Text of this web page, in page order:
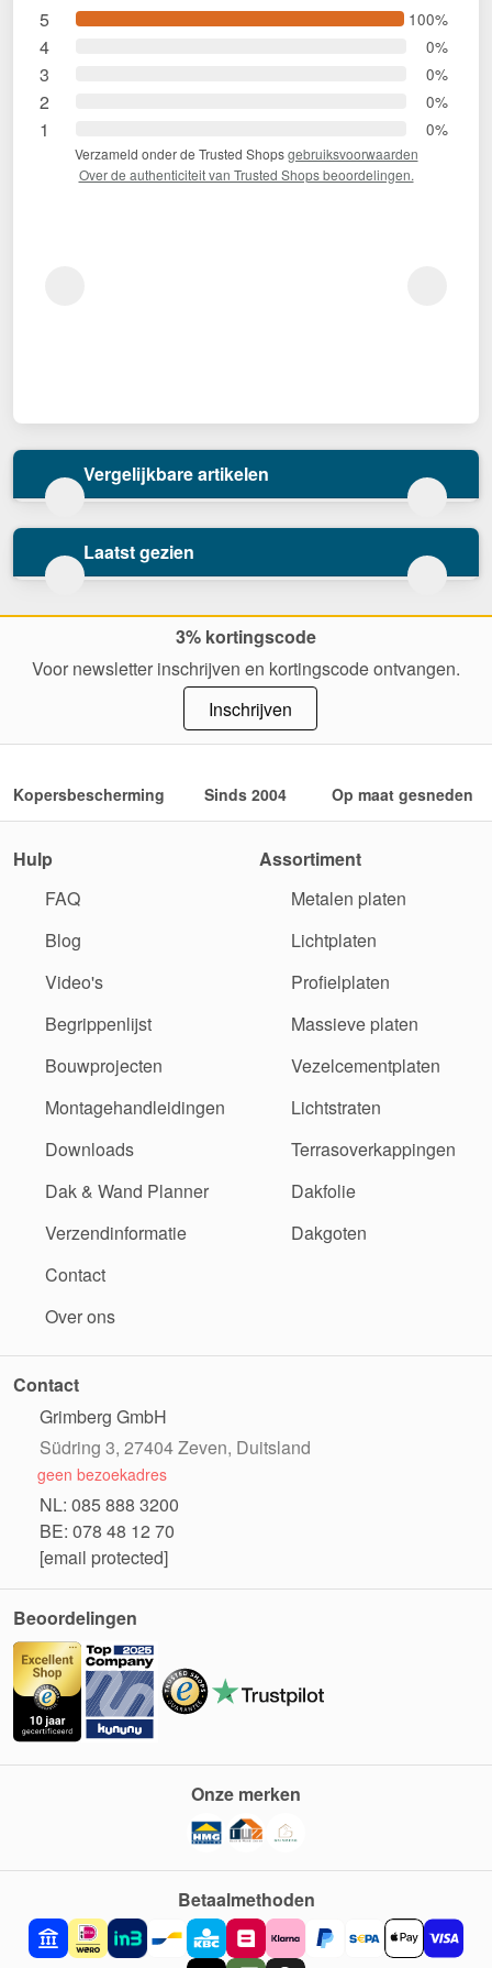
5 100%
4 0%
3 0%
2 0%
1 0%
Verzameld onder de Trusted Shopsgebruiksvoorwaarden
Over de authenticiteit van Trusted Shops beoordelingen.
Vergelijkbare artikelen
Laatst gezien
3% kortingscode
Voor newsletter inschrijven en kortingscode ontvangen.
Inschrijven
Kopersbescherming Sinds 2004 Op maat gesneden
Hulp
FAQ
Blog
Video's
Begrippenlijst
Bouwprojecten
Montagehandleidingen
Downloads
Dak & Wand Planner
Verzendinformatie
Contact
Over ons
Assortiment
Metalen platen
Lichtplaten
Profielplaten
Massieve platen
Vezelcementplaten
Lichtstraten
Terrasoverkappingen
Dakfolie
Dakgoten
Contact
Grimberg GmbH
Südring 3, 27404 Zeven, Duitsland
geen bezoekadres
NL: 085 888 3200
BE: 078 48 12 70
[email protected]
Beoordelingen
Betaalmethoden
Onze merken